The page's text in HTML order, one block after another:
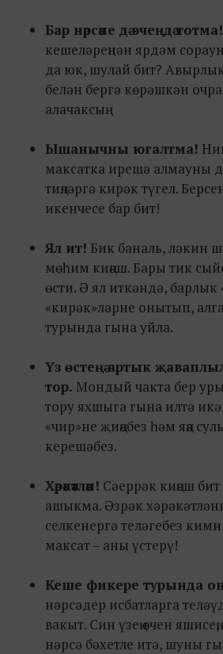
Бар нәрсәне дә эчеңдә тотма!
кешеләреңнән ярдәм
да юк, шулай бит?
белән бергә көрәшкән
алачаксың.
Ышанычны югалтма!
максатка ирешә алмауны
тиңләргә кирәк түгел.
икенчесе бар бит!
Ял ит! Бик баналь, ләкин
мөһим киңәш. Бары тик
өсти. Ә ял иткәндә,
«кирәк»ләрне онытып,
турында гына уйла.
Үз өстеңә артык
тор. Мондый чакта бер
тору яхшыга гына илтә
«чир»не җиңәбез һәм яңа
керешәбез.
Хәрәкәтлән! Сәеррәк киңәш
ашыкма. Әзрәк
селкенергә теләгебез кими
максат – аны үстерү!
Кеше фикере турында
нәрсәдер исбатларга
вакыт. Син үзең өчен
нәрсә бәхетле итә, шуны